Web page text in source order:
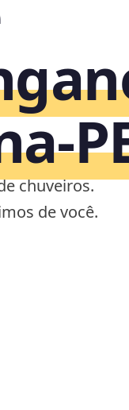
chuveiros.
de você.